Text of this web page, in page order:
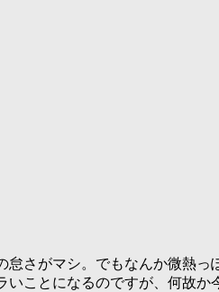
さがマシ。でもなんか微熱
ことになるのですが、何故